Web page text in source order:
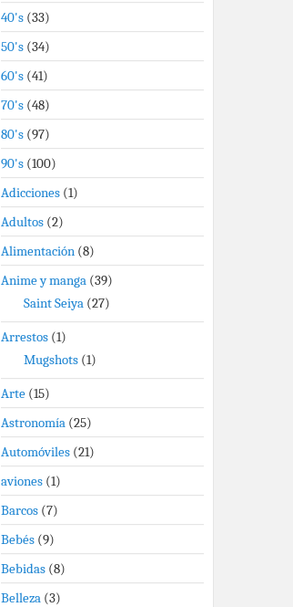
40's (33)
50's (34)
60's (41)
70's (48)
80's (97)
90's (100)
Adicciones (1)
Adultos (2)
Alimentación (8)
Anime y manga (39)
Saint Seiya (27)
Arrestos (1)
Mugshots (1)
Arte (15)
Astronomía (25)
Automóviles (21)
aviones (1)
Barcos (7)
Bebés (9)
Bebidas (8)
Belleza (3)